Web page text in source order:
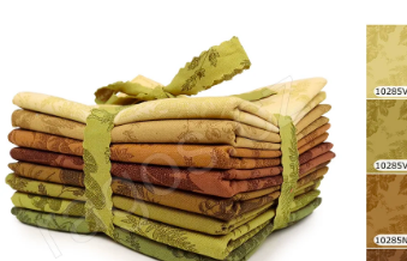
5
hvězdiček.